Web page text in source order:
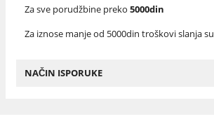
Za sve porudžbine preko 5000din
Za iznose manje od 5000din troškovi slanja su
NAČIN ISPORUKE